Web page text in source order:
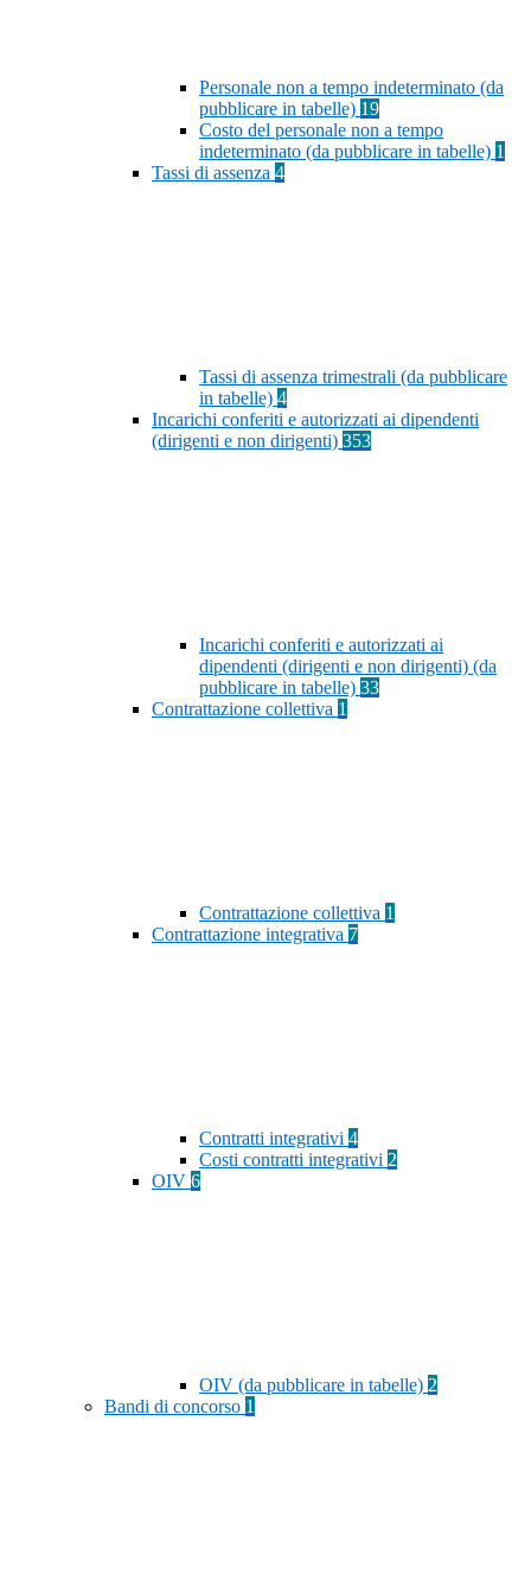
Personale non a tempo indeterminato (da
pubblicare in tabelle) 19
Costo del personale non a tempo
indeterminato (da pubblicare in tabelle) 1
Tassi di assenza 4
Tassi di assenza trimestrali (da pubblicare
in tabelle) 4
Incarichi conferiti e autorizzati ai dipendenti
(dirigenti e non dirigenti) 353
Incarichi conferiti e autorizzati ai
dipendenti (dirigenti e non dirigenti) (da
pubblicare in tabelle) 33
Contrattazione collettiva 1
Contrattazione collettiva 1
Contrattazione integrativa 7
Contratti integrativi 4
Costi contratti integrativi 2
OIV 6
OIV (da pubblicare in tabelle) 2
Bandi di concorso 1